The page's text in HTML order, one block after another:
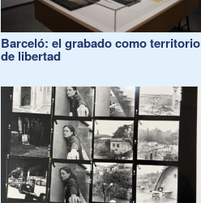
Barceló: el grabado como territorio
de libertad